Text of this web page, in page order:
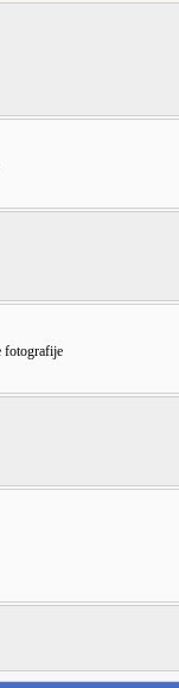
fotografije